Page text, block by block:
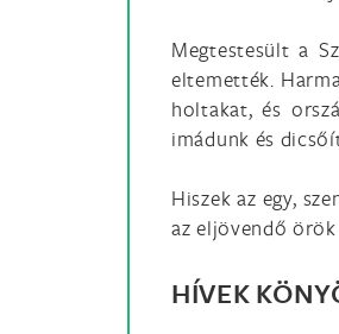
Megtestesült a
eltemették.
holtakat, és
imádunk és
Hiszek az egy,
az eljövendő
HÍVEK